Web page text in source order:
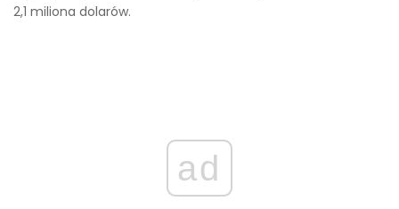
2,1 miliona dolarów.
ad